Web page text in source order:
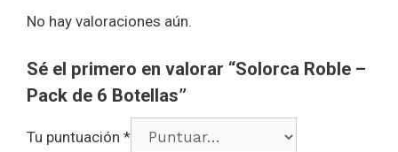
No hay valoraciones aún.
Sé el primero en valorar “Solorca Roble –
Pack de 6 Botellas”
Tu puntuación *